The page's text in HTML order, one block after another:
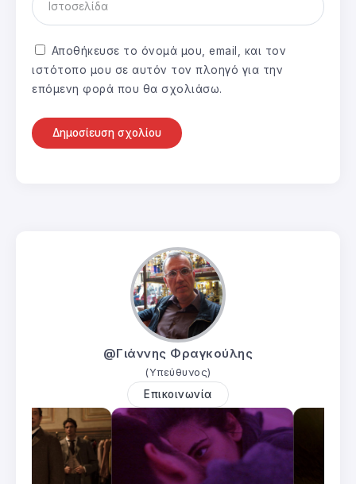
Αποθήκευσε το όνομά μου, email, και τον
ιστότοπο μου σε αυτόν τον πλοηγό για την
επόμενη φορά που θα σχολιάσω.
@Γιάννης Φραγκούλης
(Υπεύθυνος)
Επικοινωνία